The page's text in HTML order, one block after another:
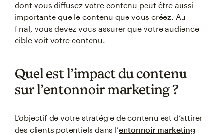
dont vous diffusez votre contenu peut être aussi
importante que le contenu que vous créez. Au
final, vous devez vous assurer que votre audience
cible voit votre contenu.
Quel est l’impact du contenu
sur l’entonnoir marketing ?
L’objectif de votre stratégie de contenu est d’attirer
des clients potentiels dans l’entonnoir marketing